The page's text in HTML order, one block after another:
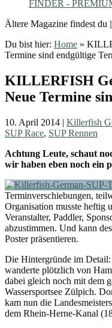
FINDER -
Ältere Magazine findest du
Du bist hier: Home »
Termine sind endgültige
KILLERFISH
Neue Termine
10. April 2014 | Killerfish
SUP Race, SUP Rennen
Achtung Leute, schaut
wir haben eben noch ein
Terminverschiebungen,
Organisation musste heftig
Veranstalter, Paddler,
abzustimmen. Und kann
Poster präsentieren.
Die Hintergründe im
wanderte plötzlich von
dabei gleich noch mit dem
Wassersportsee Zülpich.
kam nun die
dem Rhein-Herne-Kanal